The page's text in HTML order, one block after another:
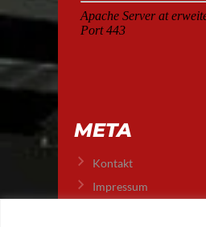
META
Kontakt
Impressum